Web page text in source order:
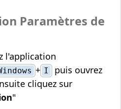
Paramètres de
l'application
+ I
puis ouvrez
cliquez sur
"